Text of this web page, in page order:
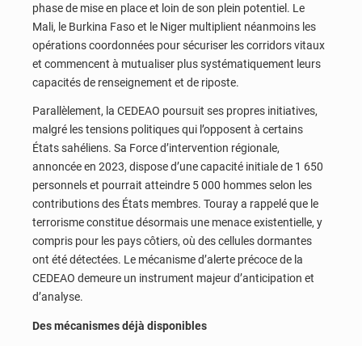
phase de mise en place et loin de son plein potentiel. Le
Mali, le Burkina Faso et le Niger multiplient néanmoins les
opérations coordonnées pour sécuriser les corridors vitaux
et commencent à mutualiser plus systématiquement leurs
capacités de renseignement et de riposte.
Parallèlement, la CEDEAO poursuit ses propres initiatives,
malgré les tensions politiques qui l’opposent à certains
États sahéliens. Sa Force d’intervention régionale,
annoncée en 2023, dispose d’une capacité initiale de 1 650
personnels et pourrait atteindre 5 000 hommes selon les
contributions des États membres. Touray a rappelé que le
terrorisme constitue désormais une menace existentielle, y
compris pour les pays côtiers, où des cellules dormantes
ont été détectées. Le mécanisme d’alerte précoce de la
CEDEAO demeure un instrument majeur d’anticipation et
d’analyse.
Des mécanismes déjà disponibles